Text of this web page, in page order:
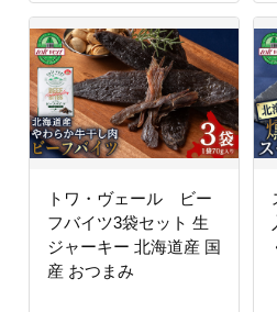
トワ・ヴェール ビー
フバイツ3袋セット 生
ジャーキー 北海道産 国
産 おつまみ